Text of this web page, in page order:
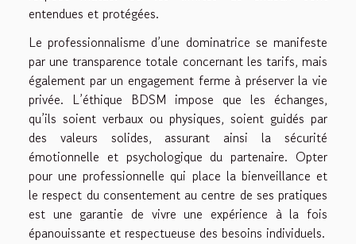
entendues et protégées.
Le professionnalisme d’une dominatrice se manifeste
par une transparence totale concernant les tarifs, mais
également par un engagement ferme à préserver la vie
privée. L’éthique BDSM impose que les échanges,
qu’ils soient verbaux ou physiques, soient guidés par
des valeurs solides, assurant ainsi la sécurité
émotionnelle et psychologique du partenaire. Opter
pour une professionnelle qui place la bienveillance et
le respect du consentement au centre de ses pratiques
est une garantie de vivre une expérience à la fois
épanouissante et respectueuse des besoins individuels.